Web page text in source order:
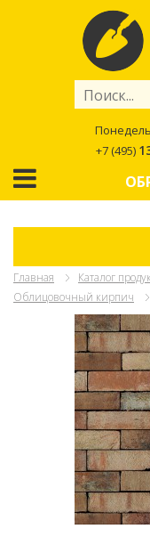
+7 (495)
Главная
Каталог
Облицовочный кирпич